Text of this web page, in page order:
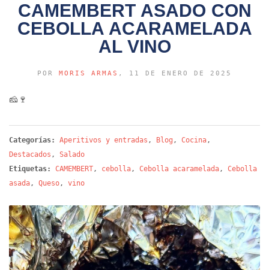
CAMEMBERT ASADO CON
CEBOLLA ACARAMELADA
AL VINO
POR MORIS ARMAS , 11 DE ENERO DE 2025
🧀🍷
Categorías: Aperitivos y entradas , Blog , Cocina,
Destacados , Salado
Etiquetas:
CAMEMBERT, cebolla, Cebolla acaramelada, Cebolla
asada, Queso, vino